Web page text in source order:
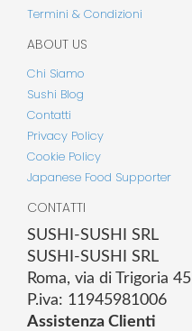
Termini & Condizioni
ABOUT US
Chi Siamo
Sushi Blog
Contatti
Privacy Policy
Cookie Policy
Japanese Food Supporter
CONTATTI
SUSHI-SUSHI SRL
SUSHI-SUSHI SRL
Roma, via di Trigoria 45
P.iva: 11945981006
Assistenza Clienti